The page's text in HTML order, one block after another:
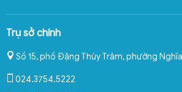
Trụ sở chính
Số 15, phố Đặng Thùy Trâm, phường
024.3754.5222